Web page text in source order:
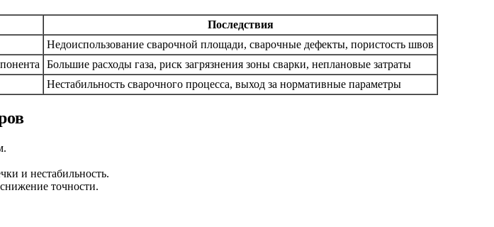
Последствия
Недоиспользование сварочной площади, сварочные дефекты, пористость швов
Большие расходы газа, риск загрязнения зоны сварки, неплановые затраты
Нестабильность сварочного процесса, выход за нормативные параметры
и нестабильность.
точности.